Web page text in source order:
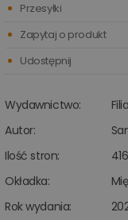
Wydawnictwo:
Filia
Autor:
Ilość stron:
416
Okładka:
Rok wydania:
Przesyłki
Zapytaj o produkt
Udostępnij